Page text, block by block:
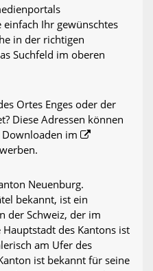
Ihr gewünschtes
in der richtigen
Suchfeld im oberen
Ortes Enges oder der
Diese Adressen können
Downloaden im
Neuenburg.
bekannt, ist ein
der Schweiz, der im
des Kantons ist
am Ufer des
ist bekannt für seine